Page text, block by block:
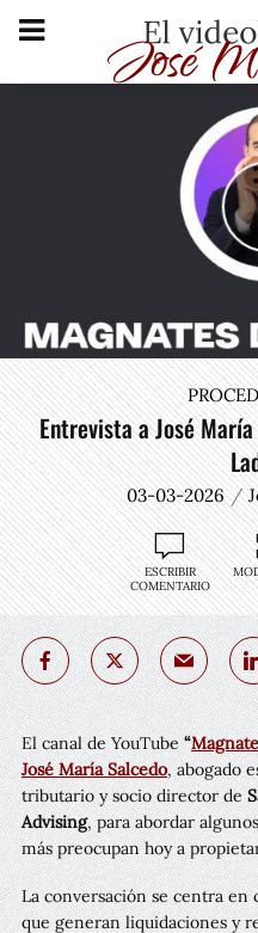
Entrevista a José
03-03-2026
ESCRIBIR
COMENTARIO
El canal de YouTube“
José María Salcedo, abogado
tributario y socio director de
Advising, para abordar
más preocupan hoy a
La conversación se centra en
que generan liquidaciones y